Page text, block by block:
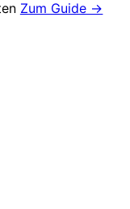
Zum Guide →